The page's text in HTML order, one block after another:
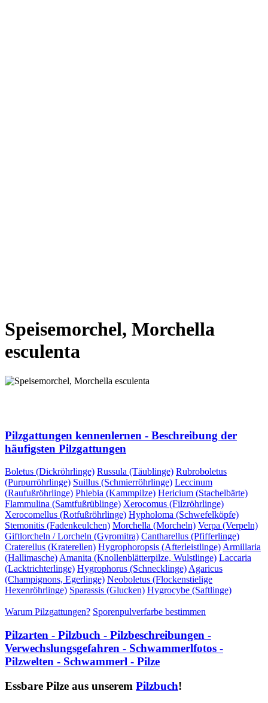
Speisemorchel, Morchella
esculenta
Pilzgattungen kennenlernen - Beschreibung der
häufigsten Pilzgattungen
Boletus (Dickröhrlinge) Russula (Täublinge) Rubroboletus
(Purpurröhrlinge) Suillus (Schmierröhrlinge) Leccinum
(Raufußröhrlinge) Phlebia (Kammpilze) Hericium (Stachelbärte)
Flammulina (Samtfußrüblinge) Xerocomus (Filzröhrlinge)
Xerocomellus (Rotfußröhrlinge) Hypholoma (Schwefelköpfe)
Stemonitis (Fadenkeulchen) Morchella (Morcheln) Verpa (Verpeln)
Giftlorcheln / Lorcheln (Gyromitra) Cantharellus (Pfifferlinge)
Craterellus (Kraterellen) Hygrophoropsis (Afterleistlinge) Armillaria
(Hallimasche) Amanita (Knollenblätterpilze, Wulstlinge) Laccaria
(Lacktrichterlinge) Hygrophorus (Schnecklinge) Agaricus
(Champignons, Egerlinge) Neoboletus (Flockenstielige
Hexenröhrlinge) Sparassis (Glucken) Hygrocybe (Saftlinge)
Warum Pilzgattungen? Sporenpulverfarbe bestimmen
Pilzarten - Pilzbuch - Pilzbeschreibungen -
Verwechslungsgefahren - Schwammerlfotos -
Pilzwelten - Schwammerl - Pilze
Essbare Pilze aus unserem Pilzbuch!